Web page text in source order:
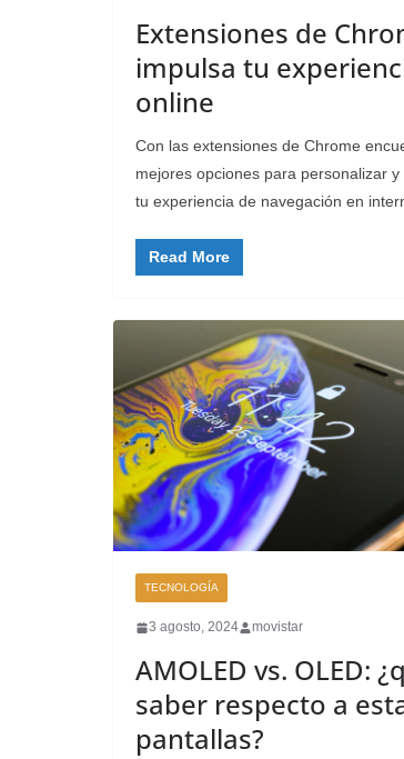
Extensiones de
impulsa tu
online
Con las extensiones de Chrome
mejores opciones para personalizar
tu experiencia de navegación en
Read More
TECNOLOGÍA
3 agosto, 2024 movistar
AMOLED vs. OLED:
saber respecto a
pantallas?